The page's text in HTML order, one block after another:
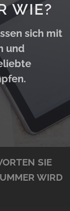
WIE?
sich mit
und
SIE
WIRD